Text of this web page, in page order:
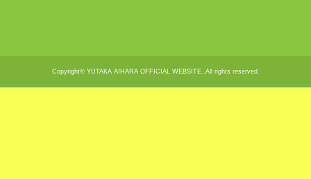
Copyright© YUTAKA AIHARA OFFICIAL WEBSITE..All rights reserved.